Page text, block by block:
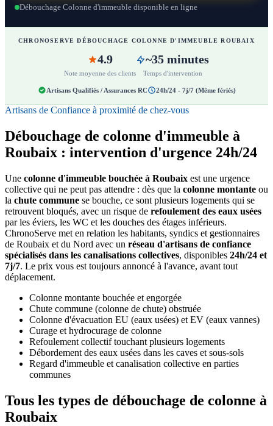
Débouchage Colonne d'immeuble disponible en ligne
CHRONOSERVE DÉBOUCHAGE COLONNE D'IMMEUBLE ROUBAIX
4.9
Note moyenne des clients
~35 minutes
Temps d'intervention
Artisans Qualifiés / Assurances RC 24h/24 - 7j/7 (Même fériés)
Artisans de Confiance à proximité de chez-vous
Débouchage de colonne d'immeuble à
Roubaix : intervention d'urgence 24h/24
Une colonne d'immeuble bouchée à Roubaix est une urgence
collective qui ne peut pas attendre : dès que la colonne montante ou
la chute commune se bouche, ce sont plusieurs logements qui se
retrouvent bloqués, avec un risque de refoulement des eaux usées
par les éviers, les WC et les douches des étages inférieurs.
ChronoServe met en relation les habitants, syndics et gestionnaires
de Roubaix et du Nord avec un réseau d'artisans de confiance
spécialisés dans les canalisations collectives, disponibles 24h/24 et
7j/7. Le prix vous est toujours annoncé à l'avance, avant tout
déplacement.
Colonne montante bouchée et engorgée
Chute commune (colonne de chute) obstruée
Colonne d'évacuation EU (eaux usées) et EV (eaux vannes)
Curage et hydrocurage de colonne
Refoulement collectif touchant plusieurs logements
Débordement des eaux usées dans les caves et sous-sols
Regard d'immeuble et canalisation collective en parties
communes
Tous les types de débouchage de colonne à
Roubaix